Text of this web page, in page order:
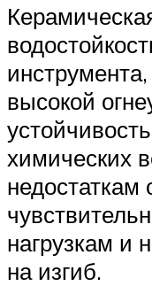
высокой
химических
недостаткам
нагрузкам и
на изгиб.